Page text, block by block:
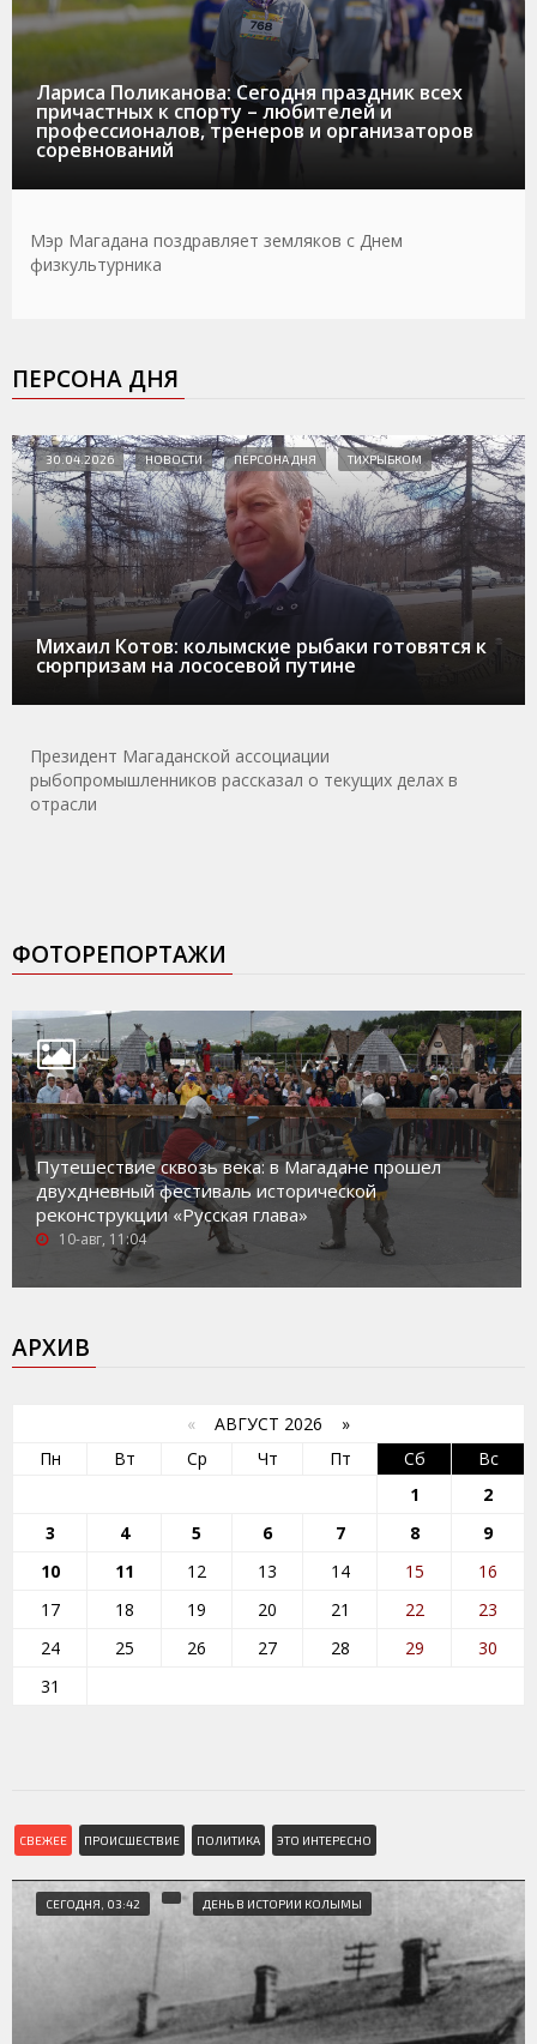
Лариса Поликанова: Сегодня праздник всех
причастных к спорту – любителей и
профессионалов, тренеров и организаторов
соревнований
Мэр Магадана поздравляет земляков с Днем
физкультурника
ПЕРСОНА ДНЯ
Михаил Котов: колымские рыбаки готовятся к
сюрпризам на лососевой путине
30.04.2026 НОВОСТИ ПЕРСОНА ДНЯ ТИХРЫБКОМ
Президент Магаданской ассоциации
рыбопромышленников рассказал о текущих делах в
отрасли
ФОТОРЕПОРТАЖИ
Путешествие сквозь века: в Магадане прошел
двухдневный фестиваль исторической
реконструкции «Русская глава»
10-авг, 11:04
АРХИВ
« АВГУСТ 2026 »
Пн
Вт Ср Чт Пт Сб
Вс
1
2
3
4 5 6 7 8
9
10
11 12 13 14 15
16
17
18 19 20 21 22
23
24
25 26 27 28 29
30
31
СВЕЖЕЕ ПРОИСШЕСТВИЕ ПОЛИТИКА ЭТО ИНТЕРЕСНО
СЕГОДНЯ, 03:42 ДЕНЬ В ИСТОРИИ КОЛЫМЫ